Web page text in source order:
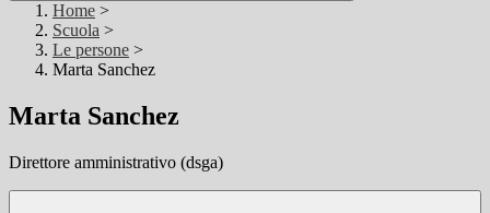
Home >
Scuola >
Le persone >
Marta Sanchez
Marta Sanchez
Direttore amministrativo (dsga)